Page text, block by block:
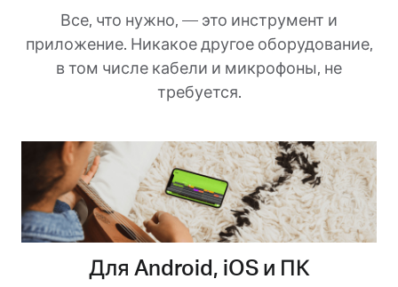
Все, что нужно, — это инструмент и
приложение. Никакое другое оборудование,
в том числе кабели и микрофоны, не
требуется.
Для Android, iOS и ПК